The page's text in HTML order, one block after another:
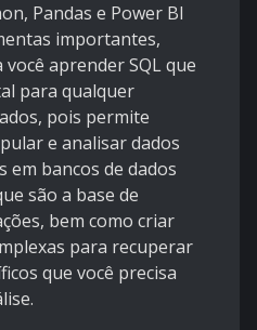
Pandas e Power BI
importantes,
você aprender SQL que
para qualquer
pois permite
e analisar dados
em bancos de dados
são a base de
bem como criar
para recuperar
que você precisa